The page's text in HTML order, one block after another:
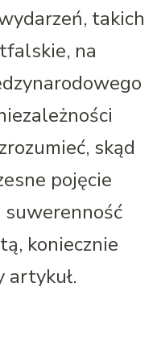
takich
na
skąd
pojęcie
koniecznie
artykuł.